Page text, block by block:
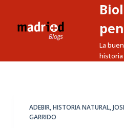
a
La
historia
ADEBIR,HISTORIA NATURAL,
GARRIDO